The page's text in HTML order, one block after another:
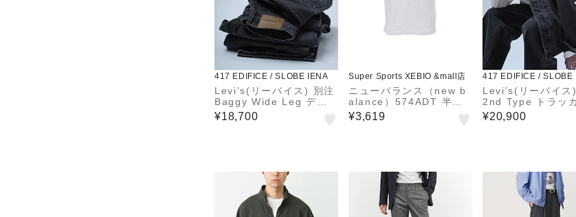
417 EDIFICE / SLOBE IENA
Levi’s(リーバイス) 別注
Baggy Wide Leg デニ
ムパンツ（L30）
¥18,700
Super Sports XEBIO &mall店
ニューバランス（new b
alance）574ADT 半袖
シャツ MT61B0WFAHH
¥3,619
417 EDIFICE / SLOBE
Levi’s(リーバイス
2nd Type トラッ
ャケット
¥20,900